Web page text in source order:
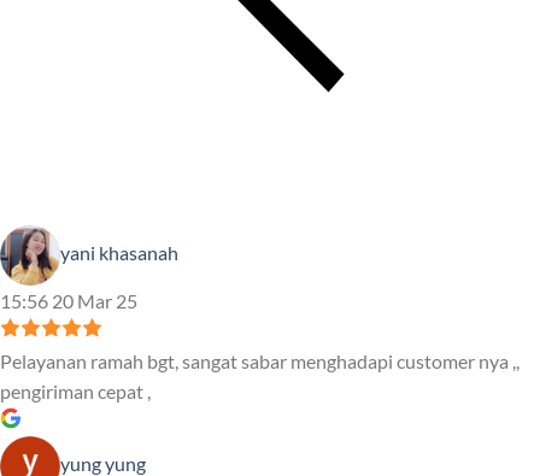
yani khasanah
15:56 20 Mar 25
Pelayanan ramah bgt, sangat sabar menghadapi customer nya ,,
pengiriman cepat ,
yung yung